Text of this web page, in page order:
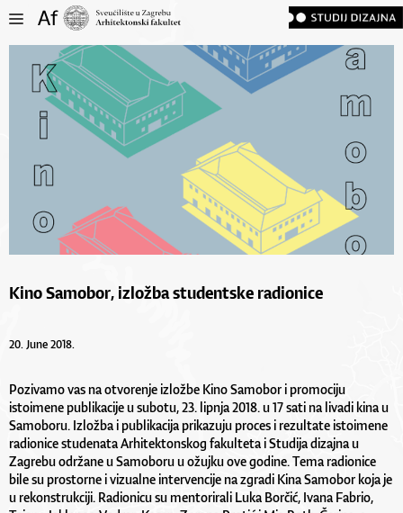
Kino Samobor, izložba studentske radionice
20. June 2018.
Pozivamo vas na otvorenje izložbe Kino Samobor i promociju
istoimene publikacije u subotu, 23. lipnja 2018. u 17 sati na livadi kina u
Samoboru. Izložba i publikacija prikazuju proces i rezultate istoimene
radionice studenata Arhitektonskog fakulteta i Studija dizajna u
Zagrebu održane u Samoboru u ožujku ove godine. Tema radionice
bile su prostorne i vizualne intervencije na zgradi Kina Samobor koja je
u rekonstrukciji. Radionicu su mentorirali Luka Borčić, Ivana Fabrio,